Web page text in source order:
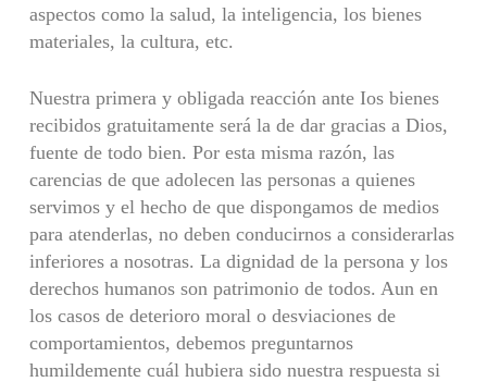
aspectos como la salud, la inteligencia, los bienes
materiales, la cultura, etc.
Nuestra primera y obligada reacción ante Ios bienes
recibidos gratuitamente será la de dar gracias a Dios,
fuente de todo bien. Por esta misma razón, las
carencias de que adolecen las personas a quienes
servimos y el hecho de que dispongamos de medios
para atenderlas, no deben conducirnos a considerar­las
inferiores a nosotras. La dignidad de la persona y los
derechos humanos son patrimonio de todos. Aun en
los casos de deterioro moral o desviaciones de
comportamientos, debemos preguntarnos
humildemente cuál hubiera sido nuestra respuesta si